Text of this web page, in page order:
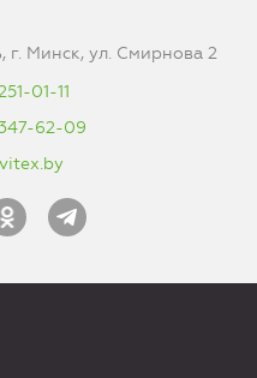
г. Минск, ул. Смирнова 2
01-11
62-09